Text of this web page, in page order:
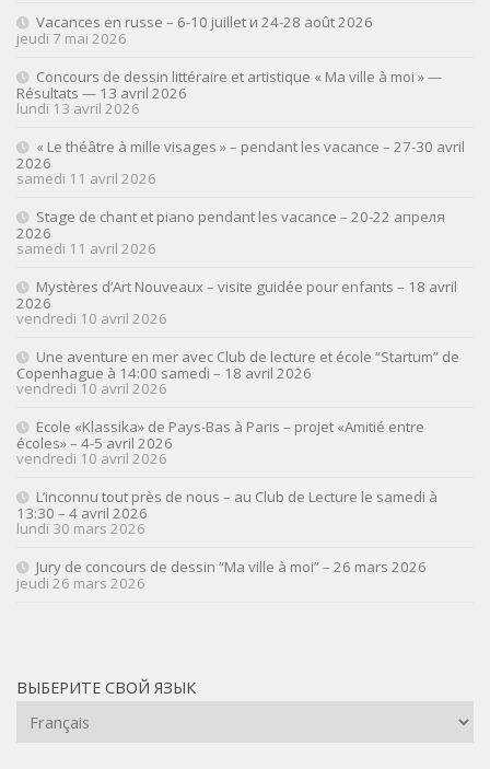
Vacances en russe – 6-10 juillet и 24-28 août 2026
jeudi 7 mai 2026
Concours de dessin littéraire et artistique « Ma ville à moi » —
Résultats — 13 avril 2026
lundi 13 avril 2026
« Le théâtre à mille visages » – pendant les vacance – 27-30 avril
2026
samedi 11 avril 2026
Stage de chant et piano pendant les vacance – 20-22 апреля
2026
samedi 11 avril 2026
Mystères d’Art Nouveaux – visite guidée pour enfants – 18 avril
2026
vendredi 10 avril 2026
Une aventure en mer avec Club de lecture et école “Startum” de
Copenhague à 14:00 samedi – 18 avril 2026
vendredi 10 avril 2026
Ecole «Klassika» de Pays-Bas à Paris – projet «Amitié entre
écoles» – 4-5 avril 2026
vendredi 10 avril 2026
L’inconnu tout près de nous – au Club de Lecture le samedi à
13:30 – 4 avril 2026
lundi 30 mars 2026
Jury de concours de dessin “Ma ville à moi” – 26 mars 2026
jeudi 26 mars 2026
ВЫБЕРИТЕ СВОЙ ЯЗЫК